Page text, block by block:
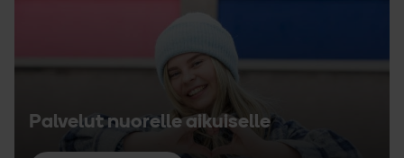
Palvelut nuorelle aikuiselle